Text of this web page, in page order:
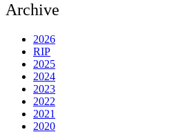
Archive
2026
RIP
2025
2024
2023
2022
2021
2020